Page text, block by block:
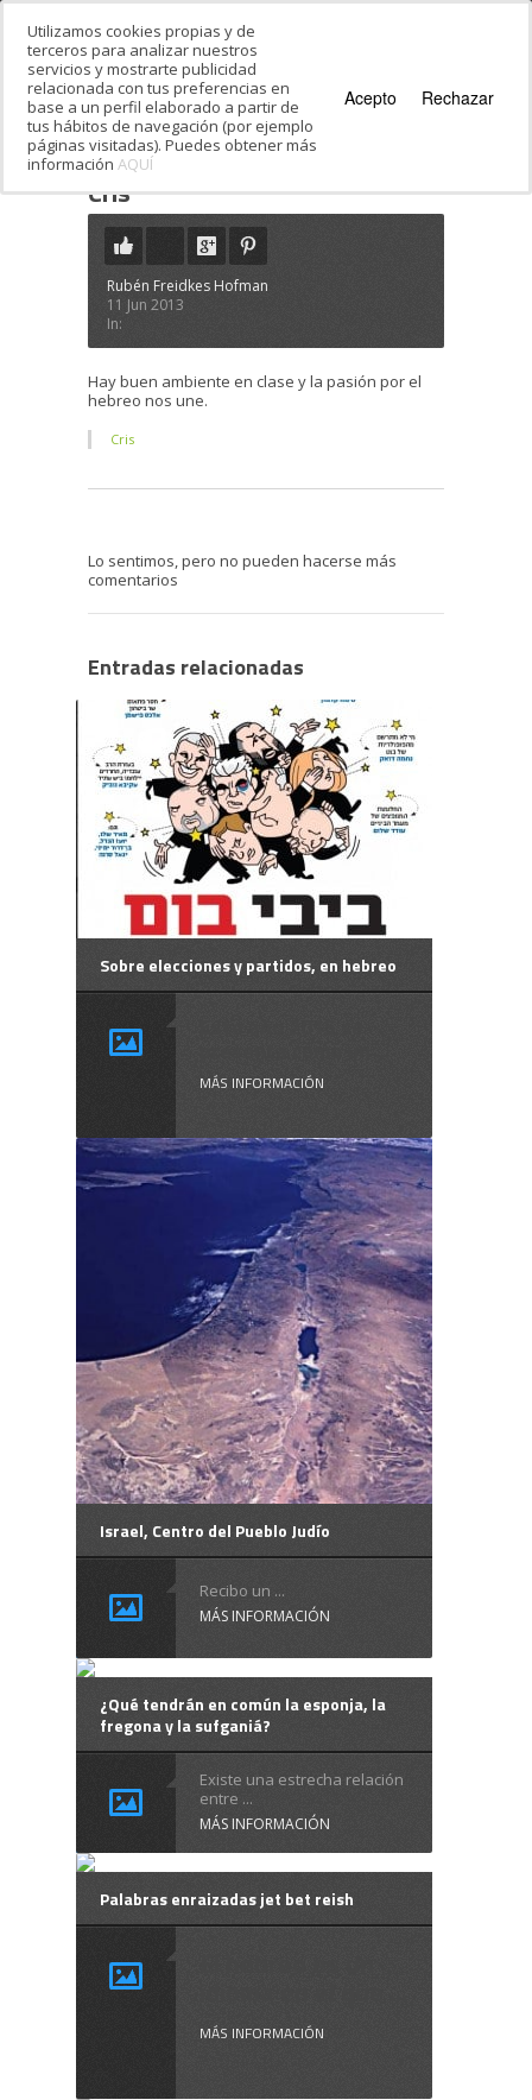
Estás en:
Cris
Rubén Freidkes Hofman
11 Jun 2013
In:
Hay buen ambiente en clase y la pasión por el
hebreo nos une.
Cris
Lo sentimos, pero no pueden hacerse más
comentarios
Entradas relacionadas
Sobre elecciones y partidos, en hebreo
MÁS INFORMACIÓN
Israel, Centro del Pueblo Judío
Recibo un ...
MÁS INFORMACIÓN
¿Qué tendrán en común la esponja, la
fregona y la sufganiá?
Existe una estrecha relación
entre ...
MÁS INFORMACIÓN
Palabras enraizadas jet bet reish
MÁS INFORMACIÓN
Utilizamos cookies propias y de
terceros para analizar nuestros
servicios y mostrarte publicidad
relacionada con tus preferencias en
base a un perfil elaborado a partir de
tus hábitos de navegación (por ejemplo
páginas visitadas). Puedes obtener más
información AQUÍ
Acepto Rechazar